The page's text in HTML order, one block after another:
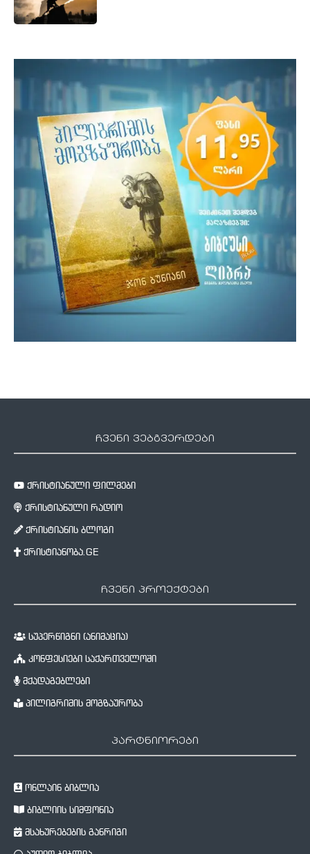
ჩვენი ვებგვერდები
ქრისტიანული ფილმები
ქრისტიანული რადიო
ქრისტიანის ბლოგი
ქრისტიანობა.GE
ჩვენი პროექტები
სუპერწიგნი (ანიმაცია)
კონფესიები საქართველოში
მქადაგებლები
პილიგრიმის მოგზაურობა
პარტნიორები
ონლაინ ბიბლია
ბიბლიის სიმფონია
მსახურებების განრიგი